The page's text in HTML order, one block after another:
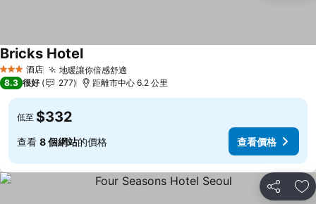
3 星級 酒店 地暖讓你倍感舒適
Bricks Hotel
8.3 很好 277 距離市中心 6.2 公里
低至 $332
查看 8 個網站的價格 查看價格
分享 放